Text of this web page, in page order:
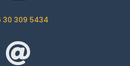
30 309 5434
